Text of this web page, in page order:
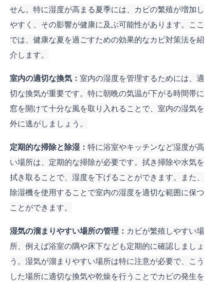
せん。特に湿度が高まる夏季には、カビの繁殖が増加し
やすく、その影響が健康に及ぶ可能性があります。ここ
では、健康な夏を過ごすための効果的なカビ対策法を紹
介します。
室内の適切な換気： 室内の湿度を管理するためには、適
切な換気が重要です。特に朝晩の気温が下がる時間帯に
窓を開けて十分な風を取り入れることで、室内の湿気を
外に逃がしましょう。
定期的な掃除と除湿： 特に浴室やキッチンなど湿度が高
い場所は、定期的な掃除が必要です。拭き掃除や水気を
拭き取ることで、湿度を下げることができます。また、
除湿機を使用することで室内の湿度を適切な範囲に保つ
ことができます。
湿気の溜まりやすい場所の管理： カビが繁殖しやすい場
所、例えば浴室の隅や床下なども定期的に確認しましょ
う。湿気が溜まりやすい場所は特に注意が必要で、こう
した場所に適切な換気や乾燥を行うことでカビの発生を